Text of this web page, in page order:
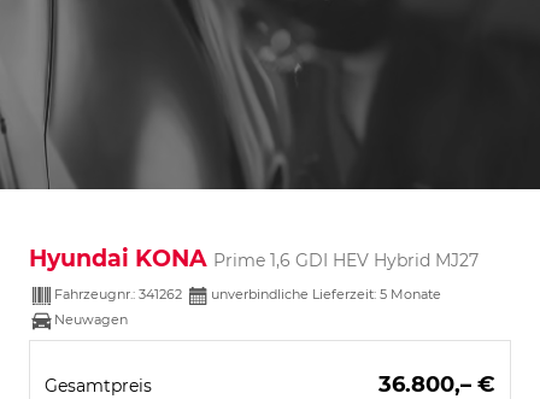
Hyundai KONA Prime 1,6 GDI HEV Hybrid MJ27
Fahrzeugnr.: 341262 unverbindliche Lieferzeit: 5 Monate
Neuwagen
Gesamtpreis 36.800,– €